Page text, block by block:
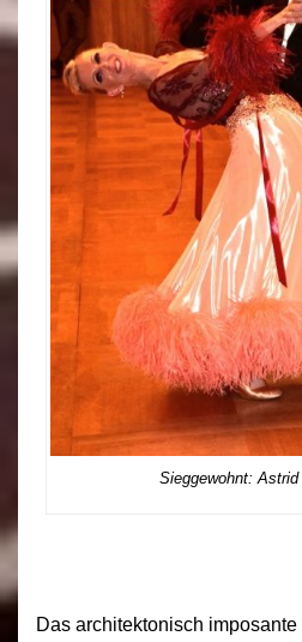
Sieggewohnt: Astrid
Das architektonisch